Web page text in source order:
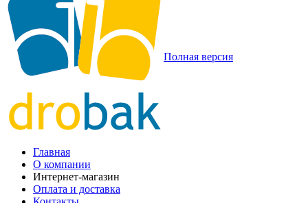
Полная версия
Главная
О компании
Интернет-магазин
Оплата и доставка